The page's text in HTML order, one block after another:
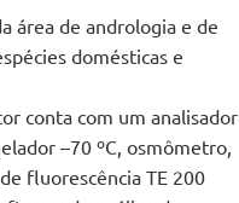
área de andrologia e de
domésticas e
conta com um analisador
–70 ºC, osmômetro,
fluorescência TE 200